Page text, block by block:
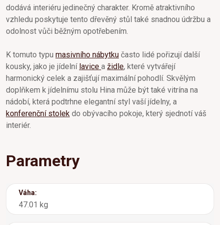
dodává interiéru jedinečný charakter. Kromě atraktivního
vzhledu poskytuje tento dřevěný stůl také snadnou údržbu a
odolnost vůči běžným opotřebením.
K tomuto typu masivního nábytku často lidé pořizují další
kousky, jako je jídelní lavice a židle, které vytvářejí
harmonický celek a zajišťují maximální pohodlí. Skvělým
doplňkem k jídelnímu stolu Hina může být také vitrína na
nádobí, která podtrhne elegantní styl vaší jídelny, a
konferenční stolek do obývacího pokoje, který sjednotí váš
interiér.
Parametry
Váha:
47.01 kg